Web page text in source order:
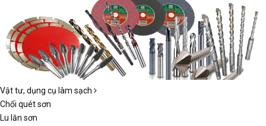
Vật tư, dụng cụ làm sạch
Chổi quét sơn
Lu lăn sơn